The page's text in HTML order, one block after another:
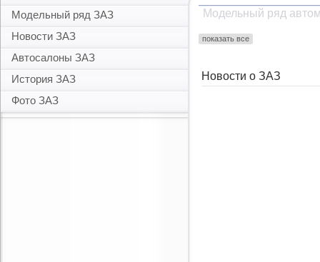
Модельный ряд ЗАЗ
Новости ЗАЗ
Автосалоны ЗАЗ
История ЗАЗ
Фото ЗАЗ
Модельный ряд
показать все
Новости о ЗАЗ